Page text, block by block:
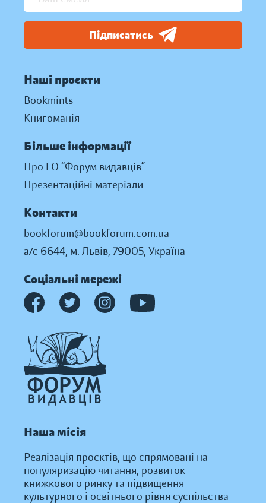
Підписатись
Наші проєкти
Bookmints
Книгоманія
Більше інформації
Про ГО “Форум видавців”
Презентаційні матеріали
Контакти
bookforum@bookforum.com.ua
а/с 6644, м. Львів, 79005, Україна
Соціальні мережі
Наша місія
Реалізація проєктів, що спрямовані на
популяризацію читання, розвиток
книжкового ринку та підвищення
культурного і освітнього рівня суспільства